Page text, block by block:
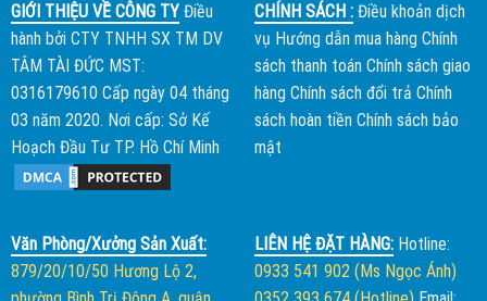
GIỚI THIỆU VỀ CÔNG TYĐiều
hành bởi CTY TNHH SX TM DV
TÂM TÀI ĐỨC MST:
0316179610 Cấp ngày 04 tháng
03 năm 2020. Nơi cấp: Sở Kế
Hoạch Đầu Tư TP. Hồ Chí Minh
CHÍNH SÁCH : Điều khoản dịch
vụ Hướng dẫn mua hàng Chính
sách thanh toán Chính sách giao
hàng Chính sách đổi trả Chính
sách hoàn tiền Chính sách bảo
mật
Văn Phòng/Xưởng Sản Xuất:
879/20/10/50 Hương Lộ 2,
LIÊN HỆ ĐẶT HÀNG:Hotline:
0933 541 902 (Ms Ngọc Ánh)